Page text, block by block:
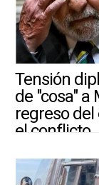
Tensión
de "cosa" a
regreso
el conflicto